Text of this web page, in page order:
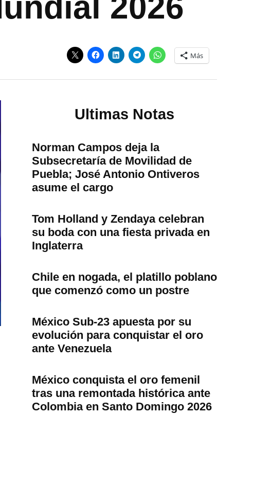
Más
Ultimas Notas
Norman Campos deja la
Subsecretaría de Movilidad de
Puebla; José Antonio Ontiveros
asume el cargo
Tom Holland y Zendaya celebran
su boda con una fiesta privada en
Inglaterra
Chile en nogada, el platillo poblano
que comenzó como un postre
México Sub-23 apuesta por su
evolución para conquistar el oro
ante Venezuela
México conquista el oro femenil
tras una remontada histórica ante
Colombia en Santo Domingo 2026